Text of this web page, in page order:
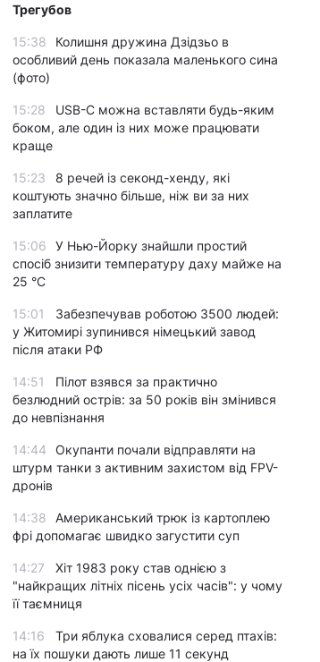
Трегубов
15:38
Колишня дружина Дзідзьо в
особливий день показала маленького сина
(фото)
15:28
USB-C можна вставляти будь-яким
боком, але один із них може працювати
краще
15:23
8 речей із секонд-хенду, які
коштують значно більше, ніж ви за них
заплатите
15:06
У Нью-Йорку знайшли простий
спосіб знизити температуру даху майже на
25 °C
15:01
Забезпечував роботою 3500 людей:
у Житомирі зупинився німецький завод
після атаки РФ
14:51
Пілот взявся за практично
безлюдний острів: за 50 років він змінився
до невпізнання
14:44
Окупанти почали відправляти на
штурм танки з активним захистом від FPV-
дронів
14:38
Американський трюк із картоплею
фрі допомагає швидко загустити суп
14:27
Хіт 1983 року став однією з
"найкращих літніх пісень усіх часів": у чому
її таємниця
14:16
Три яблука сховалися серед птахів:
на їх пошуки дають лише 11 секунд